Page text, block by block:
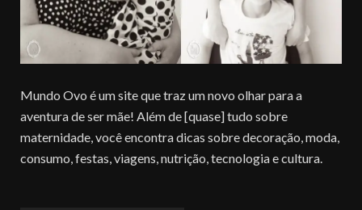
Mundo Ovo é um site que traz um novo olhar para a
aventura de ser mãe! Além de [quase] tudo sobre
maternidade, você encontra dicas sobre decoração, moda,
consumo, festas, viagens, nutrição, tecnologia e cultura.